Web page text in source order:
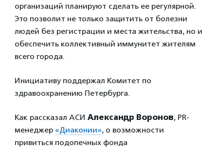
организаций планируют сделать ее регулярной.
Это позволит не только защитить от болезни
людей без регистрации и места жительства, но и
обеспечить коллективный иммунитет жителям
всего города.
Инициативу поддержал Комитет по
здравоохранению Петербурга.
Как рассказал АСИ Александр Воронов, PR-
менеджер «Диаконии», о возможности
привиться подопечных фонда